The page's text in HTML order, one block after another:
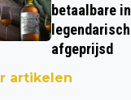
betaalbare
afgeprijsd
artikelen